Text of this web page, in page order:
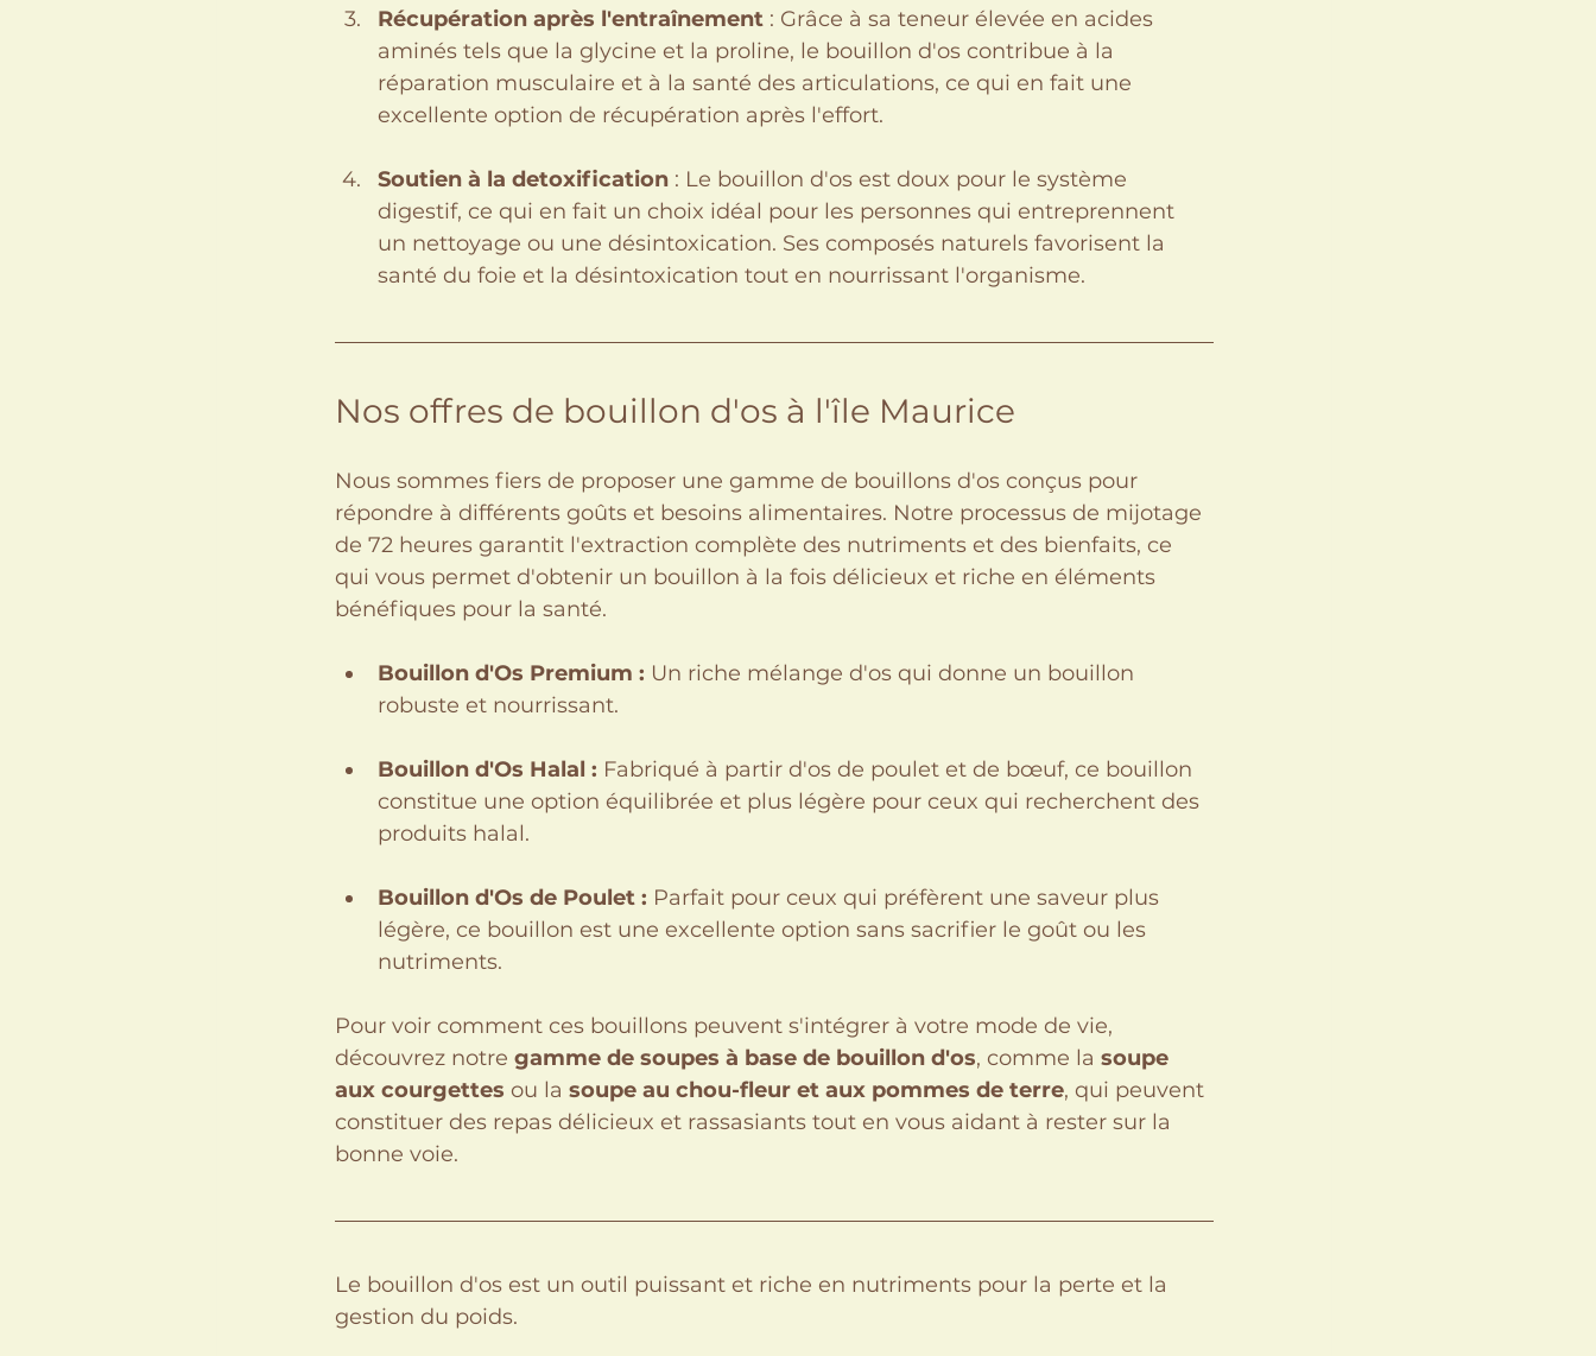
Récupération après l'entraînement : Grâce à sa teneur élevée en acides
aminés tels que la glycine et la proline, le bouillon d'os contribue à la
réparation musculaire et à la santé des articulations, ce qui en fait une
excellente option de récupération après l'effort.
Soutien à la detoxification : Le bouillon d'os est doux pour le système
digestif, ce qui en fait un choix idéal pour les personnes qui entreprennent
un nettoyage ou une désintoxication. Ses composés naturels favorisent la
santé du foie et la désintoxication tout en nourrissant l'organisme.
Nos offres de bouillon d'os à l'île Maurice
Nous sommes fiers de proposer une gamme de bouillons d'os conçus pour
répondre à différents goûts et besoins alimentaires. Notre processus de mijotage
de 72 heures garantit l'extraction complète des nutriments et des bienfaits, ce
qui vous permet d'obtenir un bouillon à la fois délicieux et riche en éléments
bénéfiques pour la santé.
Bouillon d'Os Premium : Un riche mélange d'os qui donne un bouillon
robuste et nourrissant.
Bouillon d'Os Halal : Fabriqué à partir d'os de poulet et de bœuf, ce bouillon
constitue une option équilibrée et plus légère pour ceux qui recherchent des
produits halal.
Bouillon d'Os de Poulet : Parfait pour ceux qui préfèrent une saveur plus
légère, ce bouillon est une excellente option sans sacrifier le goût ou les
nutriments.
Pour voir comment ces bouillons peuvent s'intégrer à votre mode de vie,
découvrez notre gamme de soupes à base de bouillon d'os, comme la soupe
aux courgettes ou la soupe au chou-fleur et aux pommes de terre, qui peuvent
constituer des repas délicieux et rassasiants tout en vous aidant à rester sur la
bonne voie.
Le bouillon d'os est un outil puissant et riche en nutriments pour la perte et la
gestion du poids.